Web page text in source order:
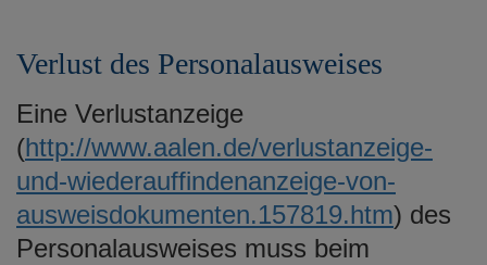
Verlust des Personalausweises
Eine Verlustanzeige
(http://www.aalen.de/verlustanzeige-
und-wiederauffindenanzeige-von-
ausweisdokumenten.157819.htm) des
Personalausweises muss beim